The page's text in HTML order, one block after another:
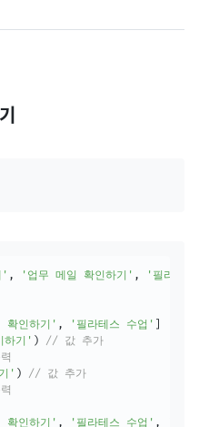
' , '업무 메일 확인하기' ,
'필라테
확인하기' , '필라테스 수업'
하기' )
// 값 추가
' )
// 값 추가
확인하기' , '필라테스 수업' ,